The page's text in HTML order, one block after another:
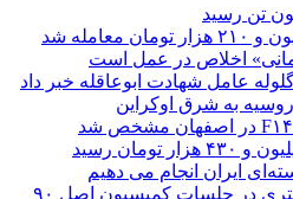
اخلاص در عمل است
عامل شهادت ابوعاقله خبر داد
به شرق اوکراین
ایران انجام می دهیم
وزرای اقتصاد، صمت و دادگستری در جلسات کمیسیون اصل ۹۰